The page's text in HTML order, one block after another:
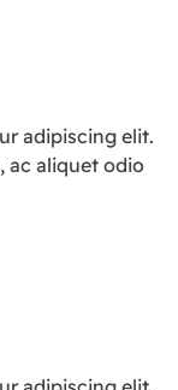
adipiscing elit.
ac aliquet odio